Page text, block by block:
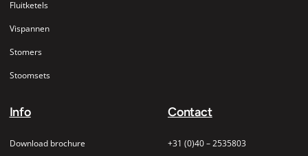
Fluitketels
Vispannen
Stomers
Stoomsets
Info
Download brochure
Contact
+31 (0)40 – 2535803